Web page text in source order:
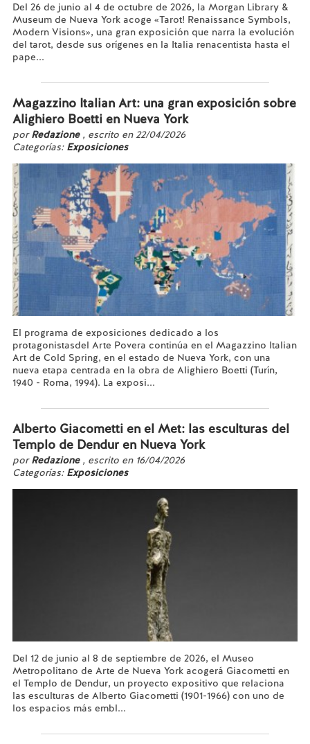
Del 26 de junio al 4 de octubre de 2026, la Morgan Library &
Museum de Nueva York acoge «Tarot! Renaissance Symbols,
Modern Visions», una gran exposición que narra la evolución
del tarot, desde sus orígenes en la Italia renacentista hasta el
pape...
Magazzino Italian Art: una gran exposición sobre
Alighiero Boetti en Nueva York
porRedazione , escrito en 22/04/2026
Categorías: Exposiciones
El programa de exposiciones dedicado a los
protagonistasdel Arte Povera continúa en el Magazzino Italian
Art de Cold Spring, en el estado de Nueva York, con una
nueva etapa centrada en la obra de Alighiero Boetti (Turín,
1940 - Roma, 1994). La exposi...
Alberto Giacometti en el Met: las esculturas del
Templo de Dendur en Nueva York
porRedazione , escrito en 16/04/2026
Categorías: Exposiciones
Del 12 de junio al 8 de septiembre de 2026, el Museo
Metropolitano de Arte de Nueva York acogerá Giacometti en
el Templo de Dendur, un proyecto expositivo que relaciona
las esculturas de Alberto Giacometti (1901-1966) con uno de
los espacios más embl...